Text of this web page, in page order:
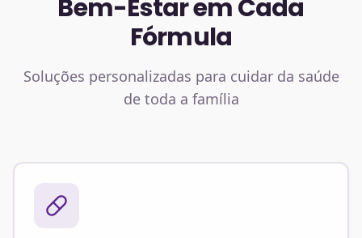
Bem-Estar em Cada
Fórmula
Soluções personalizadas para cuidar da saúde
de toda a família